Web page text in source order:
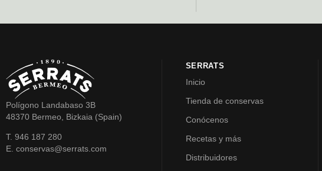
Polígono Landabaso 3B
48370 Bermeo, Bizkaia (Spain)
T. 946 187 280
E. conservas@serrats.com
SERRATS
Inicio
Tienda de conservas
Conócenos
Recetas y más
Distribuidores